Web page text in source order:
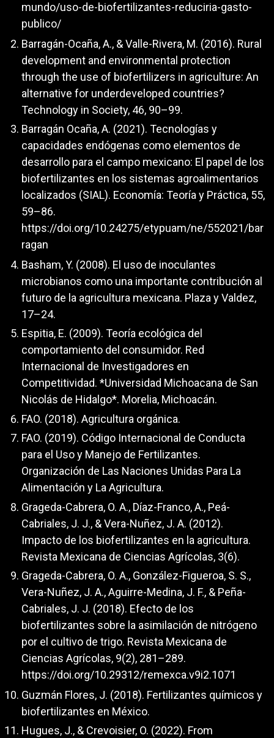
mundo/uso-de-biofertilizantes-reduciria-gasto-
publico/
Barragán-Ocaña, A., & Valle-Rivera, M. (2016). Rural
development and environmental protection
through the use of biofertilizers in agriculture: An
alternative for underdeveloped countries?
Technology in Society, 46, 90–99.
Barragán Ocaña, A. (2021). Tecnologías y
capacidades endógenas como elementos de
desarrollo para el campo mexicano: El papel de los
biofertilizantes en los sistemas agroalimentarios
localizados (SIAL). Economía: Teoría y Práctica, 55,
59–86.
https://doi.org/10.24275/etypuam/ne/552021/bar
ragan
Basham, Y. (2008). El uso de inoculantes
microbianos como una importante contribución al
futuro de la agricultura mexicana. Plaza y Valdez,
17–24.
Espitia, E. (2009). Teoría ecológica del
comportamiento del consumidor. Red
Internacional de Investigadores en
Competitividad. *Universidad Michoacana de San
Nicolás de Hidalgo*. Morelia, Michoacán.
FAO. (2018). Agricultura orgánica.
FAO. (2019). Código Internacional de Conducta
para el Uso y Manejo de Fertilizantes.
Organización de Las Naciones Unidas Para La
Alimentación y La Agricultura.
Grageda-Cabrera, O. A., Díaz-Franco, A., Peá-
Cabriales, J. J., & Vera-Nuñez, J. A. (2012).
Impacto de los biofertilizantes en la agricultura.
Revista Mexicana de Ciencias Agrícolas, 3(6).
Grageda-Cabrera, O. A., González-Figueroa, S. S.,
Vera-Nuñez, J. A., Aguirre-Medina, J. F., & Peña-
Cabriales, J. J. (2018). Efecto de los
biofertilizantes sobre la asimilación de nitrógeno
por el cultivo de trigo. Revista Mexicana de
Ciencias Agrícolas, 9(2), 281–289.
https://doi.org/10.29312/remexca.v9i2.1071
Guzmán Flores, J. (2018). Fertilizantes químicos y
biofertilizantes en México.
Hugues, J., & Crevoisier, O. (2022). From